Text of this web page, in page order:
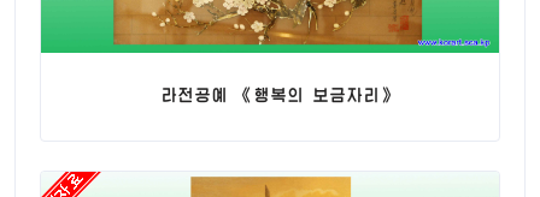
라전공예 《행복의 보금자리》